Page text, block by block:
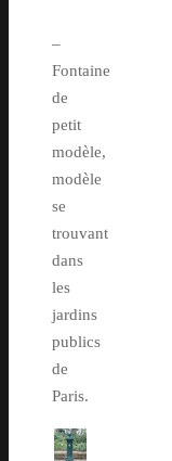
–
Fontaine
de
petit
modèle,
modèle
se
trouvant
dans
les
jardins
publics
de
Paris.